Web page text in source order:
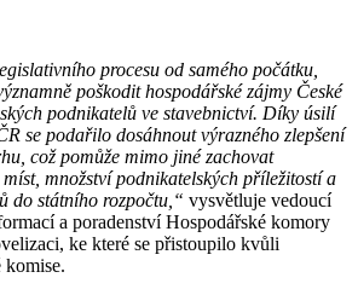
procesu od samého počátku,
poškodit hospodářské zájmy České
podnikatelů ve stavebnictví. Díky úsilí
se podařilo dosáhnout výrazného zlepšení
což pomůže mimo jiné zachovat
množství podnikatelských příležitostí a
do státního rozpočtu,“ vysvětluje vedoucí
a poradenství Hospodářské komory
ke které se přistoupilo kvůli
komise.